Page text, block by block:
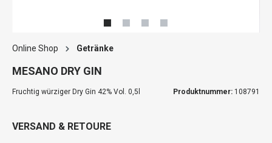
Online Shop Getränke
MESANO DRY GIN
Fruchtig würziger Dry Gin 42% Vol. 0,5l Produktnummer: 108791
VERSAND & RETOURE